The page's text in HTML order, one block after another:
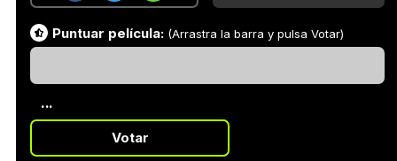
Puntuar película: (Arrastra la barra y pulsa Votar)
...
Votar